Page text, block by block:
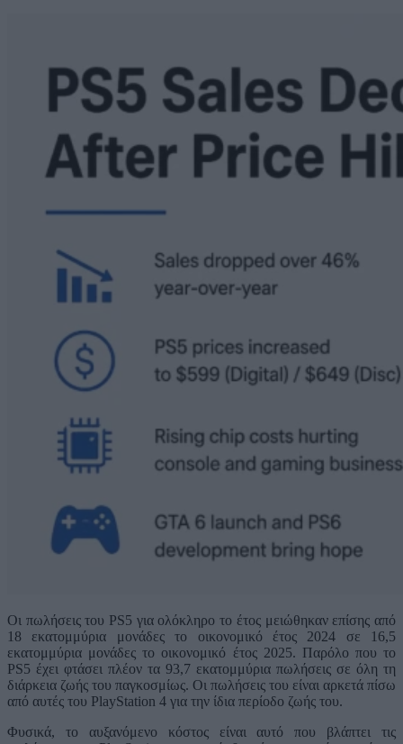
Οι πωλήσεις του PS5 για ολόκληρο το έτος μειώθηκαν επίσης από
18 εκατομμύρια μονάδες το οικονομικό έτος 2024 σε 16,5
εκατομμύρια μονάδες το οικονομικό έτος 2025. Παρόλο που το
PS5 έχει φτάσει πλέον τα 93,7 εκατομμύρια πωλήσεις σε όλη τη
διάρκεια ζωής του παγκοσμίως. Οι πωλήσεις του είναι αρκετά πίσω
από αυτές του PlayStation 4 για την ίδια περίοδο ζωής του.
Φυσικά, το αυξανόμενο κόστος είναι αυτό που βλάπτει τις